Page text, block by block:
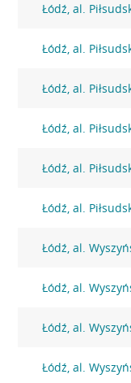
Łódź, al.
Łódź, al.
Łódź, al.
Łódź, al.
Łódź, al.
Łódź, al.
Łódź, al.
Łódź, al.
Łódź, al.
Łódź, al.